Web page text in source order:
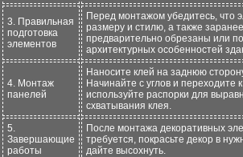
3. Правильная
подготовка
элементов
Перед монтажом убедитесь, что
размеру и стилю, а также
предварительно обрезаны или
архитектурных особенностей
4. Монтаж
панелей
Наносите клей на заднюю
Начинайте с углов и переходите
используйте распорки для
схватывания клея.
5.
Завершающие
работы
После монтажа декоративных
требуется, покрасьте декор в
дайте высохнуть.